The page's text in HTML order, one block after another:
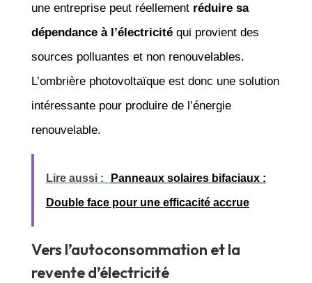
une entreprise peut réellement réduire sa
dépendance à l’électricitéqui provient des
sources polluantes et non renouvelables.
L’ombrière photovoltaïque est donc une solution
intéressante pour produire de l’énergie
renouvelable.
Lire aussi : Panneaux solaires bifaciaux :
Double face pour une efficacité accrue
Vers l’autoconsommation et la
revente d’électricité